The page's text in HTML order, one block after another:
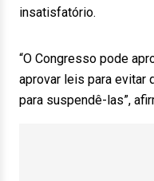
insatisfatório.
“O Congresso pode
aprovar leis para evitar
para suspendê-las”,